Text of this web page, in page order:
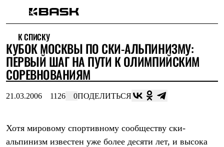
Интернет-магазин
Мужская одежда
Утепленная пухом
Куртки
Брюки
Комбинезоны
Штормовая одежда
Куртки
К СПИСКУ
КУБОК МОСКВЫ ПО СКИ-АЛЬПИНИЗМУ:
ПЕРВЫЙ ШАГ НА ПУТИ К ОЛИМПИЙСКИМ
СОРЕВНОВАНИЯМ
21.03.2006 1126 0ПОДЕЛИТЬСЯ
Хотя мировому спортивному сообществу ски-
альпинизм известен уже более десяти лет, и высока